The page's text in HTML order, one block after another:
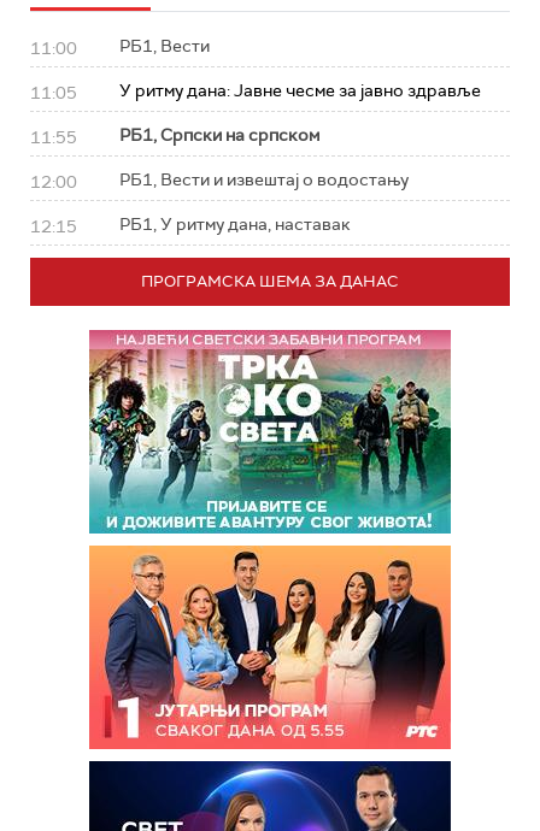
11:00 РБ1, Вести
11:05 У ритму дана: Јавне чесме за јавно здравље
11:55 РБ1, Српски на српском
12:00 РБ1, Вести и извештај о водостању
12:15 РБ1, У ритму дана, наставак
ПРОГРАМСКА ШЕМА ЗА ДАНАС